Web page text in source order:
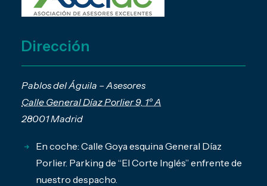
Dirección
Pablos del Águila – Asesores
Calle General Díaz Porlier 9, 1º A
28001 Madrid
En coche: Calle Goya esquina General Díaz
Porlier. Parking de “El Corte Inglés” enfrente de
nuestro despacho.